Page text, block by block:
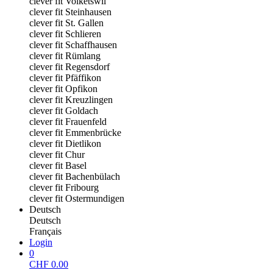
clever fit Steinhausen
clever fit St. Gallen
clever fit Schlieren
clever fit Schaffhausen
clever fit Rümlang
clever fit Regensdorf
clever fit Pfäffikon
clever fit Opfikon
clever fit Kreuzlingen
clever fit Goldach
clever fit Frauenfeld
clever fit Emmenbrücke
clever fit Dietlikon
clever fit Chur
clever fit Basel
clever fit Bachenbülach
clever fit Fribourg
clever fit Ostermundigen
Deutsch
Deutsch
Français
Login
0
CHF 0.00